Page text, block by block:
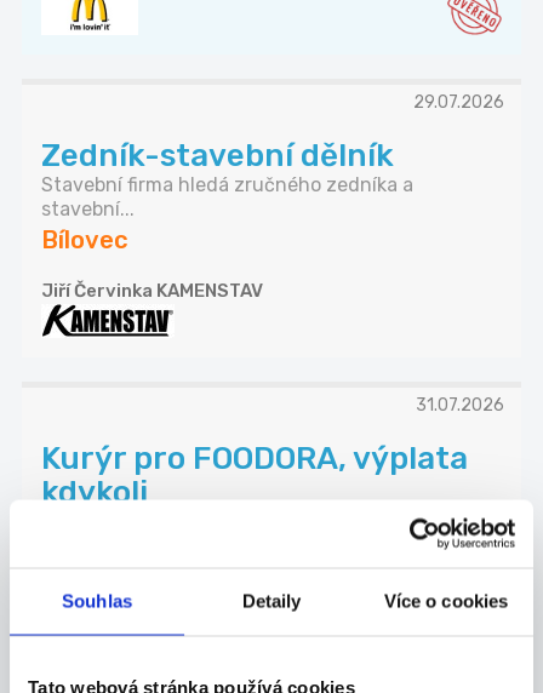
Souhlas Detaily Více o cookies
Tato webová stránka používá cookies
29.07.2026
Zedník-stavební dělník
Stavební firma hledá zručného zedníka a
stavební...
Bílovec
Jiří Červinka KAMENSTAV
31.07.2026
Kurýr pro FOODORA, výplata
kdykoli
Hledáme kurýry – hrdiny, co hladovým přivezou